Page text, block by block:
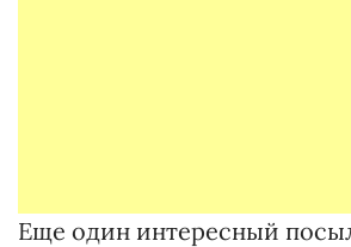
Еще один интересный